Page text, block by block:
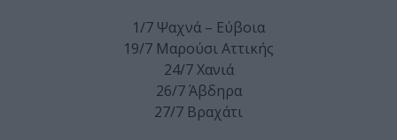
1/7 Ψαχνά – Εύβοια
19/7 Μαρούσι Αττικής
24/7 Χανιά
26/7 Άβδηρα
27/7 Βραχάτι